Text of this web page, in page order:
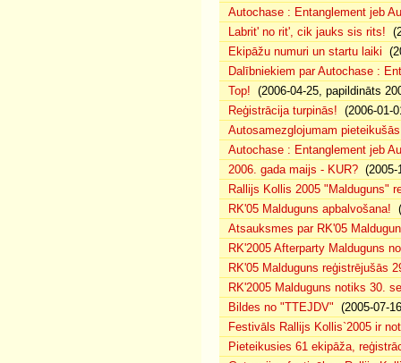
Autochase : Entanglement jeb
Labrit' no rit', cik jauks sis rits!
Ekipāžu numuri un startu laiki
Dalībniekiem par Autochase :
Top! (2006-04-25, papildināts
Reģistrācija turpinās! (2006-01-
Autosamezglojumam
Autochase : Entanglement jeb
2006. gada maijs - KUR? (2005-
Rallijs Kollis 2005 "Malduguns"
RK'05 Malduguns apbalvošana!
Atsauksmes par RK'05
RK'2005 Afterparty Malduguns
RK'05 Malduguns reģistrējušās
RK'2005 Malduguns notiks 30.
Bildes no "TTEJDV" (2005-07-
Festivāls Rallijs Kollis`2005 ir
Pieteikusies 61 ekipāža,